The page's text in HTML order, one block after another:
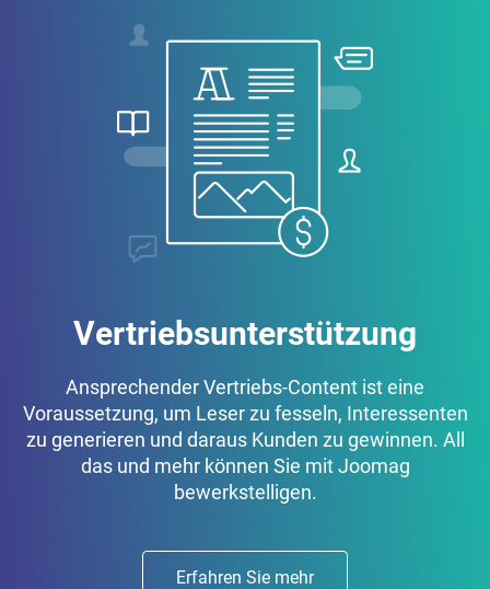
Vertriebsunterstützung
Ansprechender Vertriebs-Content ist eine
Voraussetzung, um Leser zu fesseln, Interessenten
zu generieren und daraus Kunden zu gewinnen. All
das und mehr können Sie mit Joomag
bewerkstelligen.
Erfahren Sie mehr